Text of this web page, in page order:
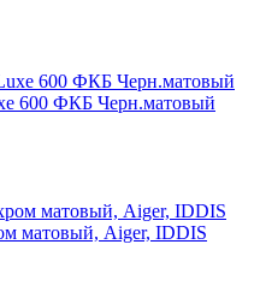
600 ФКБ Черн.матовый
матовый, Aiger, IDDIS